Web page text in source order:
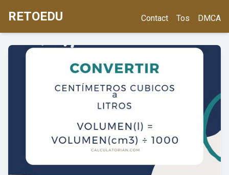
RETOEDU Contact Tos DMCA